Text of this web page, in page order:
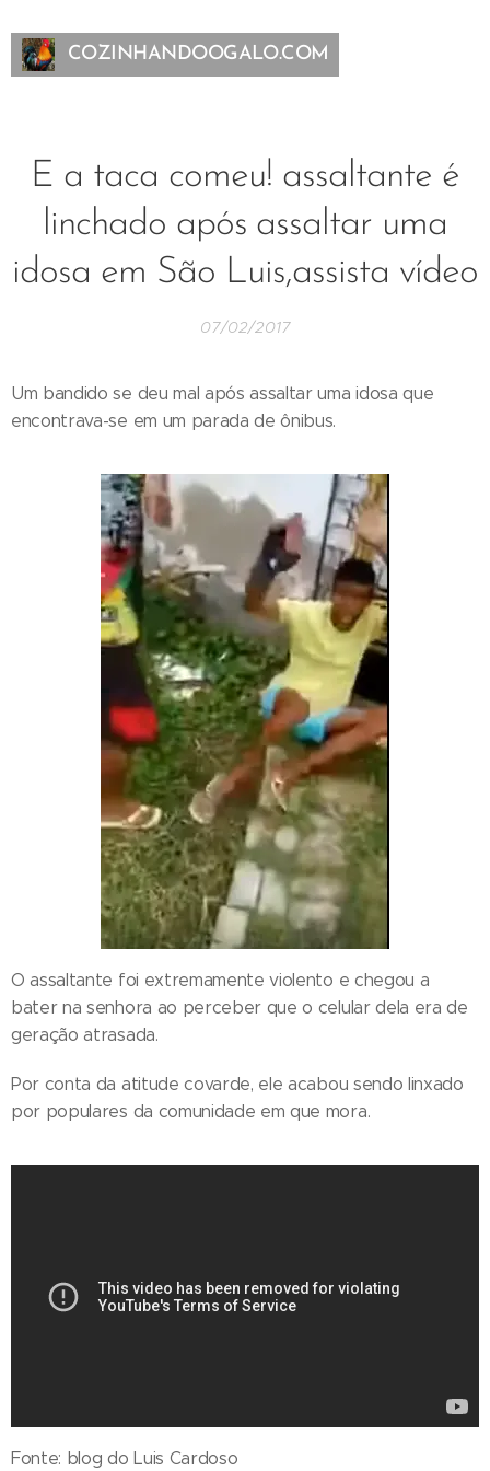
COZINHANDOOGALO.COM
E a taca comeu! assaltante é
linchado após assaltar uma
idosa em São Luis,assista vídeo
07/02/2017
Um bandido se deu mal após assaltar uma idosa que
encontrava-se em um parada de ônibus.
O assaltante foi extremamente violento e chegou a
bater na senhora ao perceber que o celular dela era de
geração atrasada.
Por conta da atitude covarde, ele acabou sendo linxado
por populares da comunidade em que mora.
Fonte: blog do Luis Cardoso